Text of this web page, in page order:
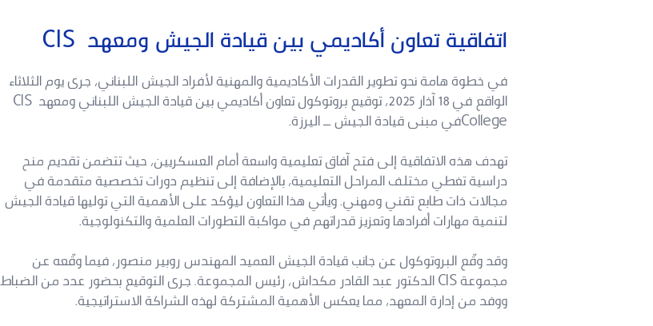
اتفاقية تعاون أكاديمي بين قيادة الجيش ومعهد CIS
في خطوة هامة نحو تطوير القدرات الأكاديمية والمهنية لأفراد الجيش اللبناني، جرى يوم الثلاثاء
الواقع في 18 آذار 2025، توقيع بروتوكول تعاون أكاديمي بين قيادة الجيش اللبناني ومعهد CIS
Collegeفي مبنى قيادة الجيش ـــ اليرزة.
تهدف هذه الاتفاقية إلى فتح آفاق تعليمية واسعة أمام العسكريين، حيث تتضمن تقديم منح
دراسية تغطي مختلف المراحل التعليمية، بالإضافة إلى تنظيم دورات تخصصية متقدمة في
مجالات ذات طابع تقني ومهني. ويأتي هذا التعاون ليؤكد على الأهمية التي توليها قيادة الجيش
لتنمية مهارات أفرادها وتعزيز قدراتهم في مواكبة التطورات العلمية والتكنولوجية.
وقد وقّع البروتوكول عن جانب قيادة الجيش العميد المهندس روبير منصور، فيما وقّعه عن
مجموعة CIS الدكتور عبد القادر مكداش، رئيس المجموعة. جرى التوقيع بحضور عدد من الضباط
ووفد من إدارة المعهد، مما يعكس الأهمية المشتركة لهذه الشراكة الاستراتيجية.